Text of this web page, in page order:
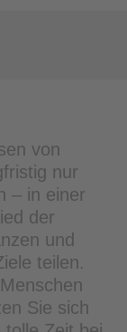
von
nur
– in einer
der
und
teilen.
Sie sich